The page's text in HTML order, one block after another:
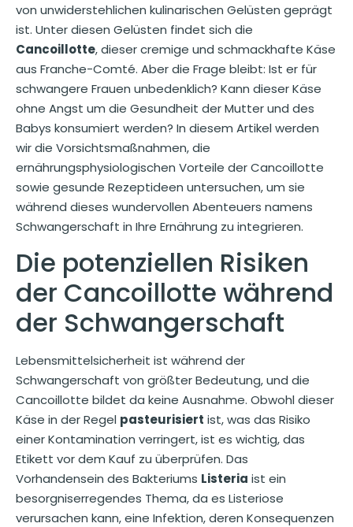
von unwiderstehlichen kulinarischen Gelüsten geprägt
ist. Unter diesen Gelüsten findet sich die
Cancoillotte, dieser cremige und schmackhafte Käse
aus Franche-Comté. Aber die Frage bleibt: Ist er für
schwangere Frauen unbedenklich? Kann dieser Käse
ohne Angst um die Gesundheit der Mutter und des
Babys konsumiert werden? In diesem Artikel werden
wir die Vorsichtsmaßnahmen, die
ernährungsphysiologischen Vorteile der Cancoillotte
sowie gesunde Rezeptideen untersuchen, um sie
während dieses wundervollen Abenteuers namens
Schwangerschaft in Ihre Ernährung zu integrieren.
Die potenziellen Risiken
der Cancoillotte während
der Schwangerschaft
Lebensmittelsicherheit ist während der
Schwangerschaft von größter Bedeutung, und die
Cancoillotte bildet da keine Ausnahme. Obwohl dieser
Käse in der Regel pasteurisiert ist, was das Risiko
einer Kontamination verringert, ist es wichtig, das
Etikett vor dem Kauf zu überprüfen. Das
Vorhandensein des Bakteriums Listeria ist ein
besorgniserregendes Thema, da es Listeriose
verursachen kann, eine Infektion, deren Konsequenzen